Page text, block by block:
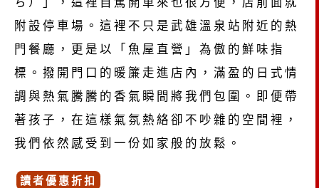
附設停車場。 這裡不只是武雄溫泉站附近的熱
門餐廳，
更是以「魚屋直營」為傲的鮮味指
標。 撥開門口的暖簾走進店內， 滿盈的日式情
調與熱氣騰騰的香氣瞬間將我們包圍。
即便帶
著孩子， 在這樣氣氛熱絡卻不吵雜的空間裡，
我們依然感受到一份如家般的放鬆。
讀者優惠折扣